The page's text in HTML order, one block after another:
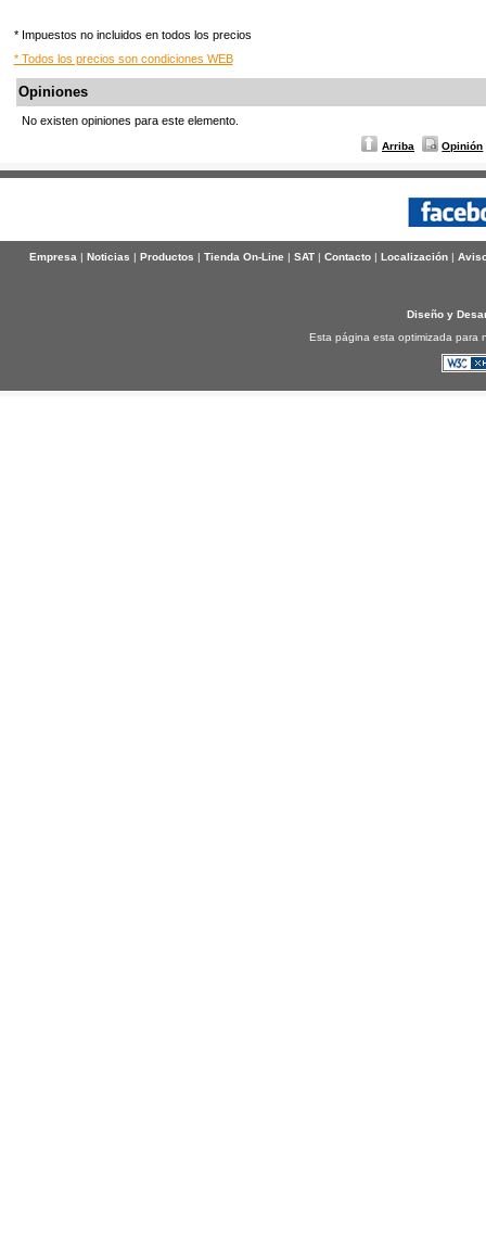
* Impuestos no incluidos en todos los precios
* Todos los precios son condiciones WEB
Opiniones
No existen opiniones para este elemento.
Arriba Opinión
Empresa| Noticias | Productos | Tienda On-Line | SAT| Contacto| Localización|
Diseño y
Esta página esta optimizada para